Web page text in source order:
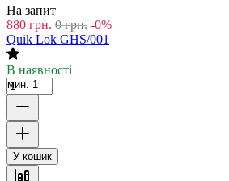
На запит
880 грн. 0 грн. -0%
Quik Lok GHS/001
В наявності
мин. 1
У кошик